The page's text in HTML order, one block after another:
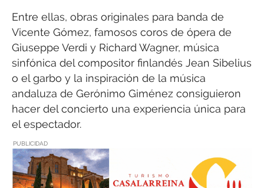
Entre ellas, obras originales para banda de
Vicente Gómez, famosos coros de ópera de
Giuseppe Verdi y Richard Wagner, música
sinfónica del compositor finlandés Jean Sibelius
o el garbo y la inspiración de la música
andaluza de Gerónimo Giménez consiguieron
hacer del concierto una experiencia única para
el espectador.
PUBLICIDAD